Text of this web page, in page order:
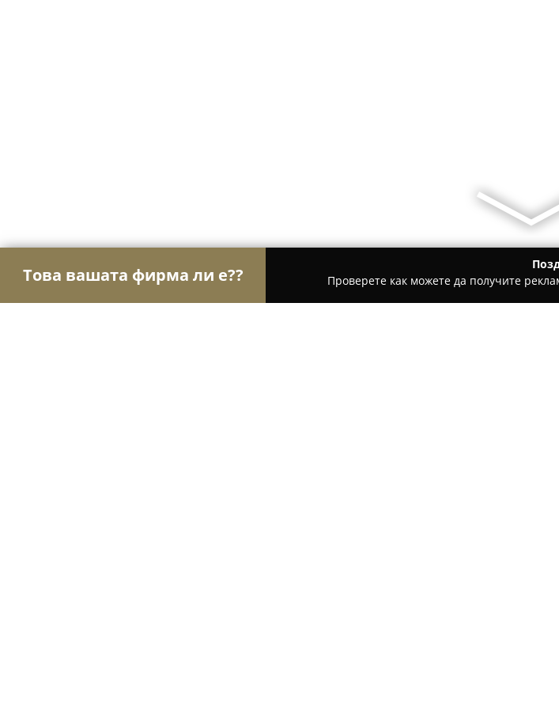
Това вашата фирма ли е??
Проверете как можете да получите